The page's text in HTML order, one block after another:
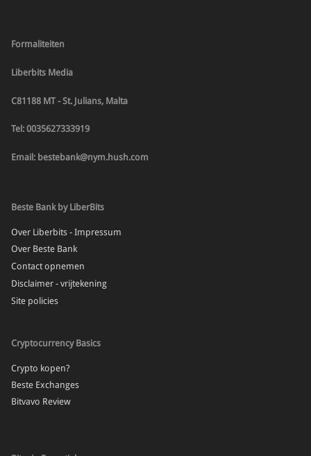
Formaliteiten
Liberbits Media
C81188 MT - St. Julians, Malta
Tel: 0035627333919
Email: bestebank@nym.hush.com
Beste Bank by LiberBits
Over Liberbits - Impressum
Over Beste Bank
Contact opnemen
Disclaimer - vrijtekening
Site policies
Cryptocurrency Basics
Crypto kopen?
Beste Exchanges
Bitvavo Review